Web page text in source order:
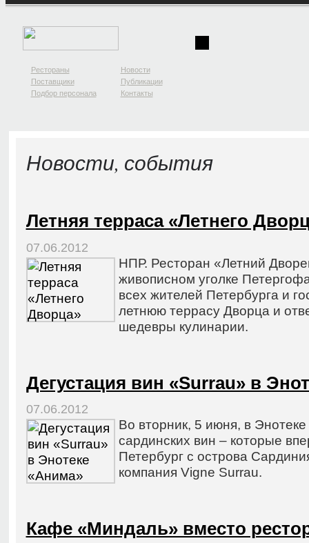
Рестораны
Новости
Поставщики
Публикации
Подбор персонала
Контакты
Новости, события
Летняя терраса «Летнего
07.06.2012
НПР. Ресторан «Летний
живописном уголке
всех жителей Петербурга и
летнюю террасу Дворца и
шедевры кулинарии.
Дегустация вин «Surrau» в
07.06.2012
Во вторник, 5 июня, в
сардинских вин – которые
Петербург с острова
компания Vigne Surrau.
Кафе «Миндаль» вместо